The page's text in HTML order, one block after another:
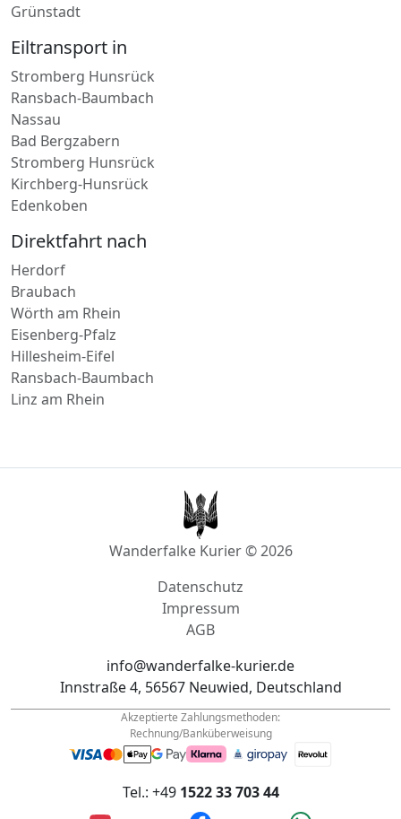
Eiltransport in
Stromberg Hunsrück
Ransbach-Baumbach
Nassau
Bad Bergzabern
Stromberg Hunsrück
Kirchberg-Hunsrück
Edenkoben
Direktfahrt nach
Herdorf
Braubach
Wörth am Rhein
Eisenberg-Pfalz
Hillesheim-Eifel
Ransbach-Baumbach
Linz am Rhein
Wanderfalke Kurier © 2026
Impressum
AGB
Innstraße 4, 56567 Neuwied, Deutschland
Akzeptierte Zahlungsmethoden:
Rechnung/Banküberweisung